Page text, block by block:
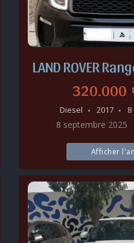
LAND ROVER
320.000
Diesel 2017 8
8 septembre 2025
Afficher